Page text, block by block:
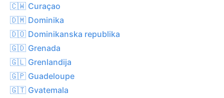
🇨🇼 Curaçao
🇩🇲 Dominika
🇩🇴 Dominikanska republika
🇬🇩 Grenada
🇬🇱 Grenlandija
🇬🇵 Guadeloupe
🇬🇹 Gvatemala